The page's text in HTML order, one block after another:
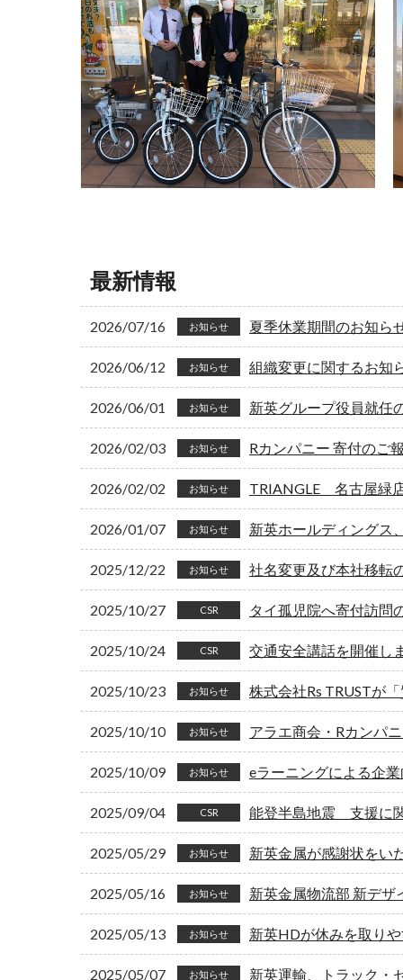
最新情報
2026/07/16 お知らせ 夏季休業期間のお知ら
2026/06/12 お知らせ 組織変更に関するお知
2026/06/01 お知らせ 新英グループ役員就任
2026/02/03 お知らせ Rカンパニー 寄付のご
2026/02/02 お知らせ TRIANGLE 名古屋緑
2026/01/07 お知らせ 新英ホールディングス
2025/12/22 お知らせ 社名変更及び本社移転
2025/10/27 CSR タイ孤児院へ寄付訪問
2025/10/24 CSR 交通安全講話を開催し
2025/10/23 お知らせ 株式会社Rs TRUSTが
2025/10/10 お知らせ アラエ商会・Rカンパ
2025/10/09 お知らせ eラーニングによる企
2025/09/04 CSR 能登半島地震 支援に
2025/05/29 お知らせ 新英金属が感謝状をい
2025/05/16 お知らせ 新英金属物流部 新デザ
2025/05/13 お知らせ 新英HDが休みを取り
2025/05/07 お知らせ 新英運輸、トラック・